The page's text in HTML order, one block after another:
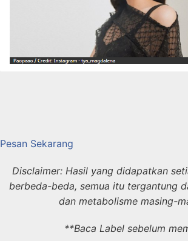
Pesan Sekarang
Disclaimer: Hasil yang didapatkan
berbeda-beda, semua itu tergantung
dan metabolisme masing-
**Baca Label sebelum